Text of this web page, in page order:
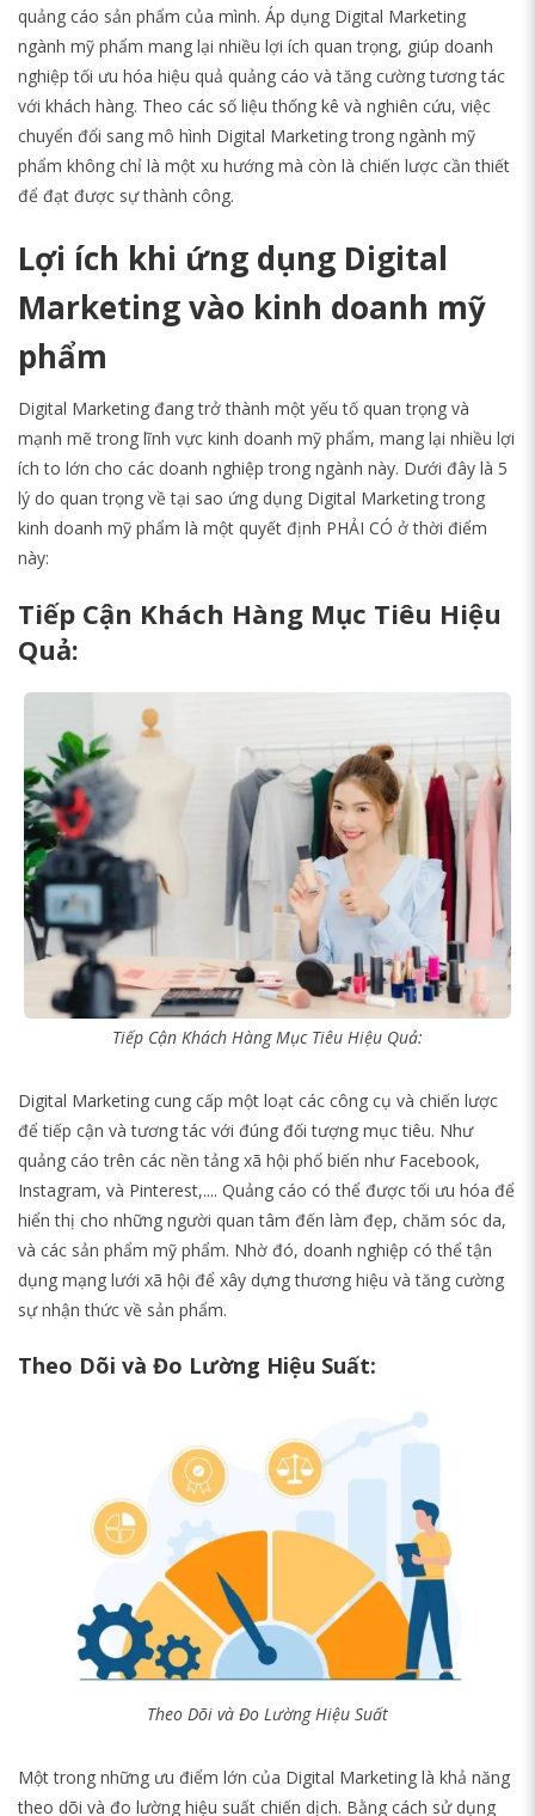
quảng cáo sản phẩm của mình. Áp dụng Digital Marketing
ngành mỹ phẩm mang lại nhiều lợi ích quan trọng, giúp doanh
nghiệp tối ưu hóa hiệu quả quảng cáo và tăng cường tương tác
với khách hàng. Theo các số liệu thống kê và nghiên cứu, việc
chuyển đổi sang mô hình Digital Marketing trong ngành mỹ
phẩm không chỉ là một xu hướng mà còn là chiến lược cần thiết
để đạt được sự thành công.
Lợi ích khi ứng dụng Digital
Marketing vào kinh doanh mỹ
phẩm
Digital Marketing đang trở thành một yếu tố quan trọng và
mạnh mẽ trong lĩnh vực kinh doanh mỹ phẩm, mang lại nhiều lợi
ích to lớn cho các doanh nghiệp trong ngành này. Dưới đây là 5
lý do quan trọng về tại sao ứng dụng Digital Marketing trong
kinh doanh mỹ phẩm là một quyết định PHẢI CÓ ở thời điểm
này:
Tiếp Cận Khách Hàng Mục Tiêu Hiệu
Quả:
Tiếp Cận Khách Hàng Mục Tiêu Hiệu Quả:
Digital Marketing cung cấp một loạt các công cụ và chiến lược
để tiếp cận và tương tác với đúng đối tượng mục tiêu. Như
quảng cáo trên các nền tảng xã hội phổ biến như Facebook,
Instagram, và Pinterest,.... Quảng cáo có thể được tối ưu hóa để
hiển thị cho những người quan tâm đến làm đẹp, chăm sóc da,
và các sản phẩm mỹ phẩm. Nhờ đó, doanh nghiệp có thể tận
dụng mạng lưới xã hội để xây dựng thương hiệu và tăng cường
sự nhận thức về sản phẩm.
Theo Dõi và Đo Lường Hiệu Suất:
Theo Dõi và Đo Lường Hiệu Suất
Một trong những ưu điểm lớn của Digital Marketing là khả năng
theo dõi và đo lường hiệu suất chiến dịch. Bằng cách sử dụng